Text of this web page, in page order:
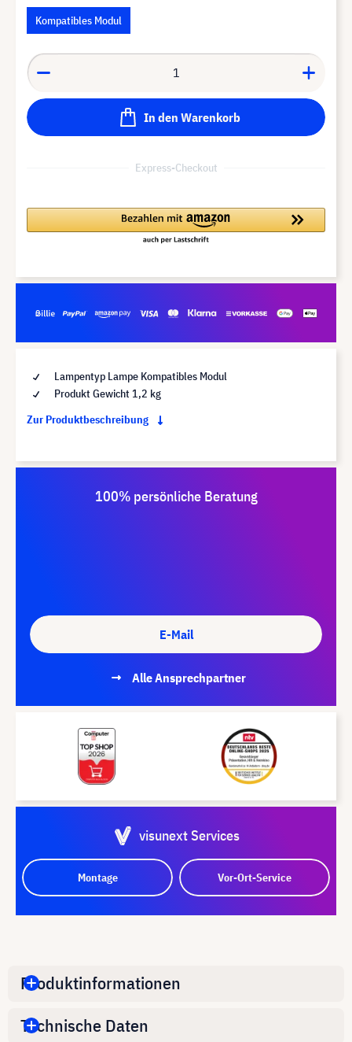
Kompatibles Modul
In den Warenkorb
Express-Checkout
Lampentyp Lampe Kompatibles Modul
Produkt Gewicht 1,2 kg
Zur Produktbeschreibung
100% persönliche Beratung
E-Mail
Alle Ansprechpartner
visunext Services
Montage Vor-Ort-Service
Produktinformationen
Technische Daten